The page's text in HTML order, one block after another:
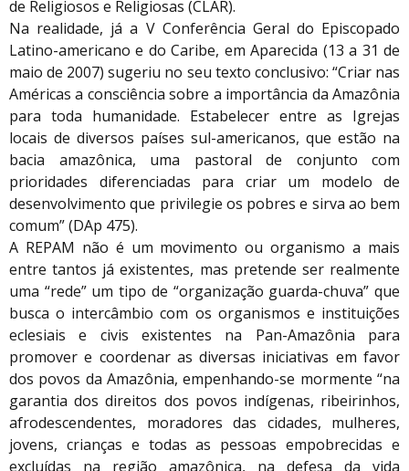
de Religiosos e Religiosas (CLAR).
Na realidade, já a V Conferência Geral do Episcopado
Latino-americano e do Caribe, em Aparecida (13 a 31 de
maio de 2007) sugeriu no seu texto conclusivo: “Criar nas
Américas a consciência sobre a importância da Amazônia
para toda humanidade. Estabelecer entre as Igrejas
locais de diversos países sul-americanos, que estão na
bacia amazônica, uma pastoral de conjunto com
prioridades diferenciadas para criar um modelo de
desenvolvimento que privilegie os pobres e sirva ao bem
comum” (DAp 475).
A REPAM não é um movimento ou organismo a mais
entre tantos já existentes, mas pretende ser realmente
uma “rede” um tipo de “organização guarda-chuva” que
busca o intercâmbio com os organismos e instituições
eclesiais e civis existentes na Pan-Amazônia para
promover e coordenar as diversas iniciativas em favor
dos povos da Amazônia, empenhando-se mormente “na
garantia dos direitos dos povos indígenas, ribeirinhos,
afrodescendentes, moradores das cidades, mulheres,
jovens, crianças e todas as pessoas empobrecidas e
excluídas na região amazônica, na defesa da vida